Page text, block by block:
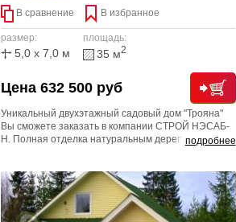
В сравнение В избранное
размер:
5,0 x 7,0 м
площадь:
35 м2
Цена 632 500 руб
подробнее
Уникальный двухэтажный садовый дом "Трояна"
Вы сможете заказать в компании СТРОЙ НЭСАБ-
Н. Полная отделка натуральным деревом и
одного приобретателя. Изысканный дизайн
дачного дома позволит с радостью и комфортом
отдыхать на даче.